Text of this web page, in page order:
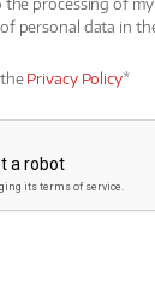
the processing of
personal data in
Privacy Policy*